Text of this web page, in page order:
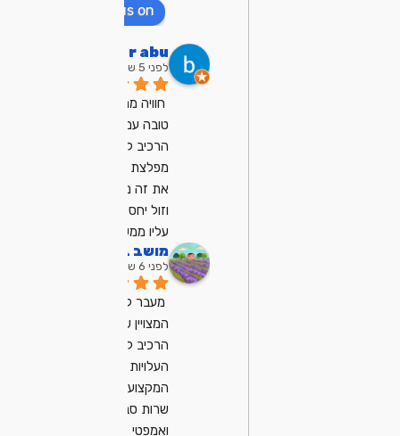
review us on
bar abu
לפני 5 שנים
עליו ממש
מושב בן שמן
לפני 6 שנים
הרכיב לנו
העלויות נוחות
ואמפטי